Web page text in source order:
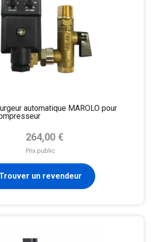
automatique MAROLO pour
Prix de base
264,00 €
Prix public
un revendeur